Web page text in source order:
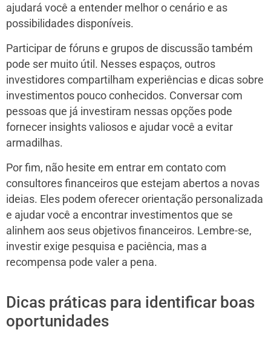
ajudará você a entender melhor o cenário e as
possibilidades disponíveis.
Participar de fóruns e grupos de discussão também
pode ser muito útil. Nesses espaços, outros
investidores compartilham experiências e dicas sobre
investimentos pouco conhecidos. Conversar com
pessoas que já investiram nessas opções pode
fornecer insights valiosos e ajudar você a evitar
armadilhas.
Por fim, não hesite em entrar em contato com
consultores financeiros que estejam abertos a novas
ideias. Eles podem oferecer orientação personalizada
e ajudar você a encontrar investimentos que se
alinhem aos seus objetivos financeiros. Lembre-se,
investir exige pesquisa e paciência, mas a
recompensa pode valer a pena.
Dicas práticas para identificar boas
oportunidades